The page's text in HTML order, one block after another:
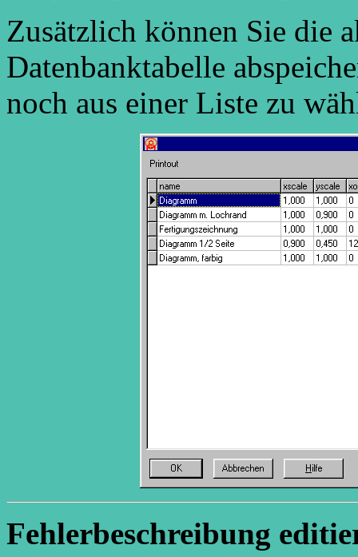
Zusätzlich können Sie die
Datenbanktabelle
noch aus einer Liste zu
Fehlerbeschreibung